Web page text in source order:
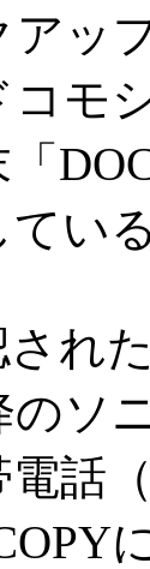
アッ
コモ
てい
れ
のソ
話